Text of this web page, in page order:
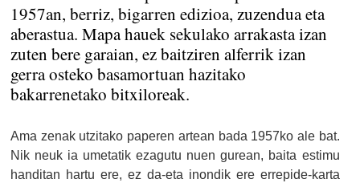
1957an, berriz, bigarren edizioa, zuzendua eta
aberastua. Mapa hauek sekulako arrakasta izan
zuten bere garaian, ez baitziren alferrik izan
gerra osteko basamortuan hazitako
bakarrenetako bitxiloreak.
Ama zenak utzitako paperen artean bada 1957ko ale bat.
Nik neuk ia umetatik ezagutu nuen gurean, baita estimu
handitan hartu ere, ez da-eta inondik ere errepide-karta